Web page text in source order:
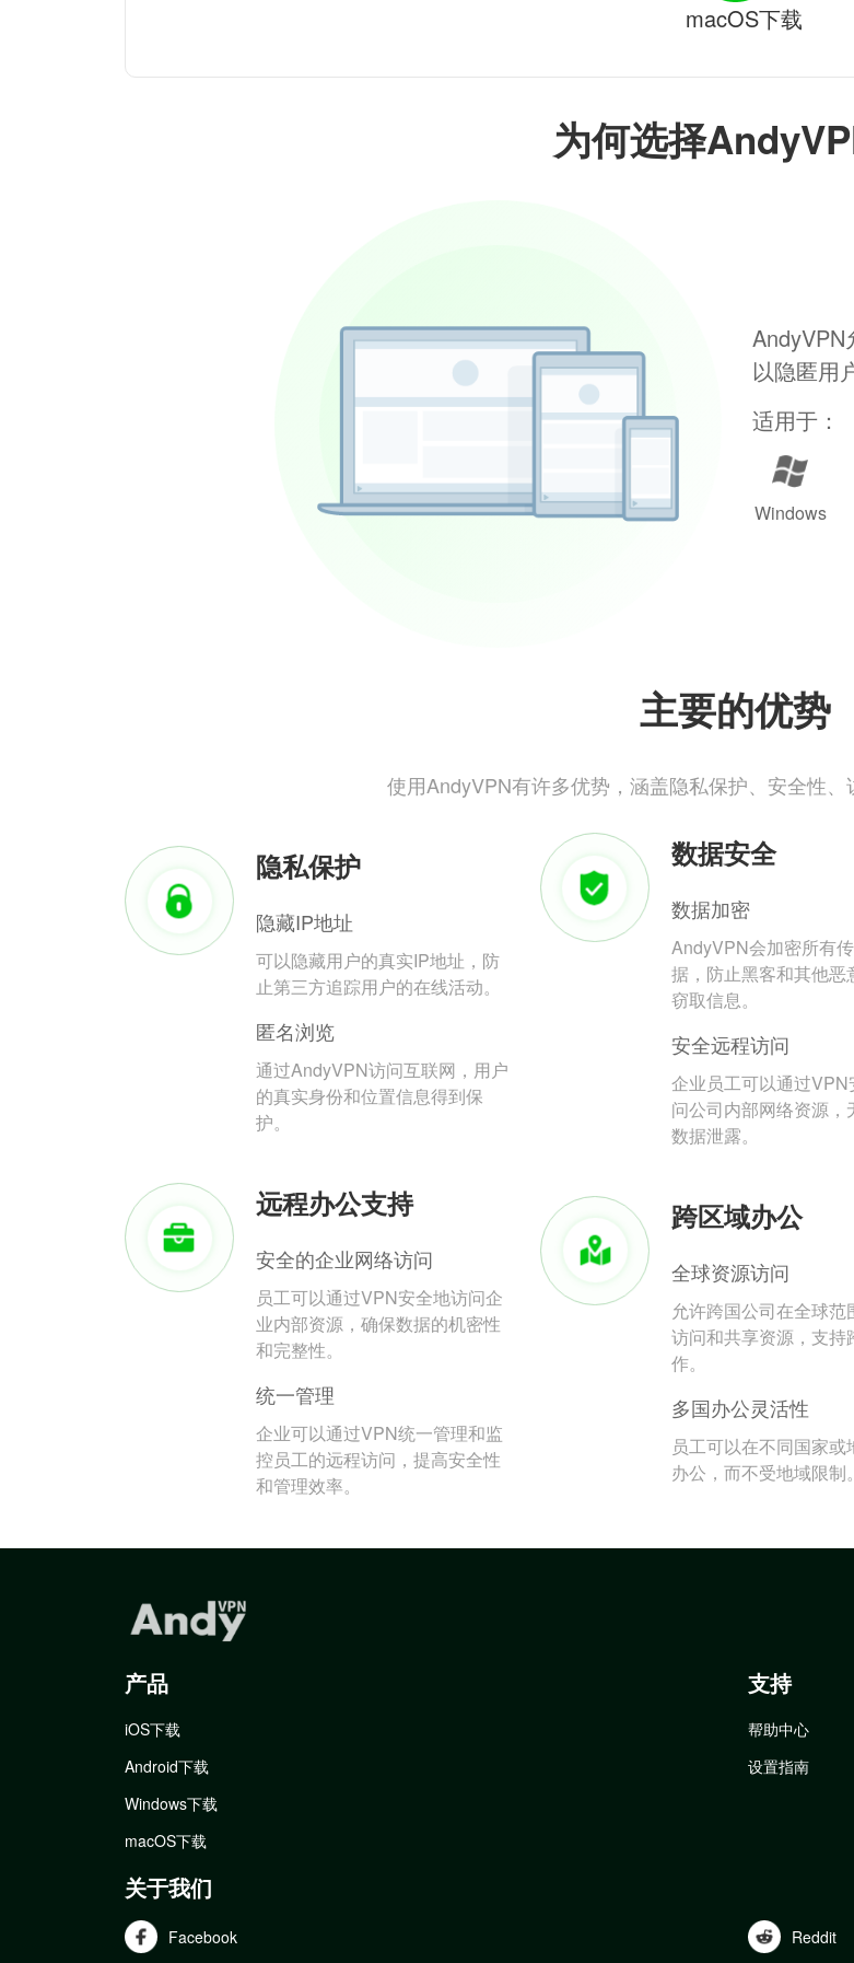
为何选择
以隐匿用
适用于：
Windows
主要的优势
使用AndyVPN有许多优势，涵盖隐私保护、安全性
隐私保护
隐藏IP地址
可以隐藏用户的真实IP地址，防
止第三方追踪用户的在线活动。
匿名浏览
通过AndyVPN访问互联网，用户
的真实身份和位置信息得到保
护。
数据安全
数据加密
AndyVPN会加密所有
据，防止黑客和其他恶
窃取信息。
安全远程访问
企业员工可以通过VPN
问公司内部网络资源，
数据泄露。
远程办公支持
安全的企业网络访问
员工可以通过VPN安全地访问企
业内部资源，确保数据的机密性
和完整性。
统一管理
企业可以通过VPN统一管理和监
控员工的远程访问，提高安全性
和管理效率。
跨区域办公
全球资源访问
允许跨国公司在全球范
访问和共享资源，支持
作。
多国办公灵活性
员工可以在不同国家或
办公，而不受地域限制。
macOS下载
产品
iOS下载
Android下载
Windows下载
macOS下载
支持
帮助中心
设置指南
关于我们
Facebook Reddit